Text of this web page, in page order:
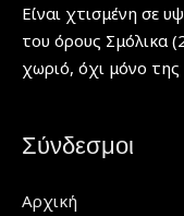
Είναι χτισμένη σε
του όρους Σμόλικα
χωριό, όχι μόνο
Σύνδεσμοι
Αρχική